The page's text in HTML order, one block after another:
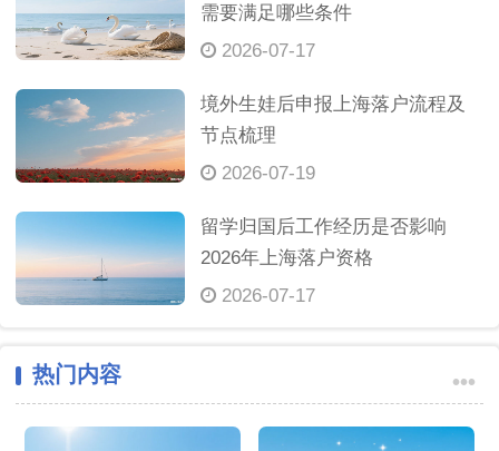
需要满足哪些条件
2026-07-17
境外生娃后申报上海落户流程及
节点梳理
2026-07-19
留学归国后工作经历是否影响
2026年上海落户资格
2026-07-17
热门内容 •••